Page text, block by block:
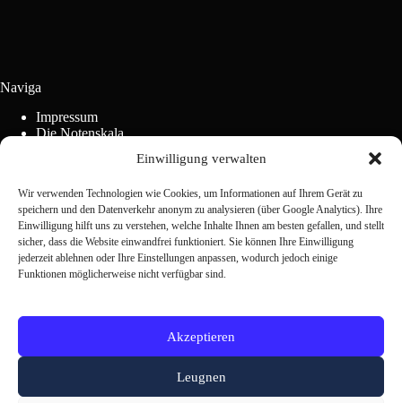
Einwilligung verwalten
Wir verwenden Technologien wie Cookies, um Informationen auf Ihrem Gerät zu
speichern und den Datenverkehr anonym zu analysieren (über Google Analytics). Ihre
Einwilligung hilft uns zu verstehen, welche Inhalte Ihnen am besten gefallen, und stellt
sicher, dass die Website einwandfrei funktioniert. Sie können Ihre Einwilligung
jederzeit ablehnen oder Ihre Einstellungen anpassen, wodurch jedoch einige
Funktionen möglicherweise nicht verfügbar sind.
Akzeptieren
Leugnen
Naviga
Impressum
Die Notenskala
Wettbewerbsordnung
Kontaktieren Sie uns
Scrivi alla redazione